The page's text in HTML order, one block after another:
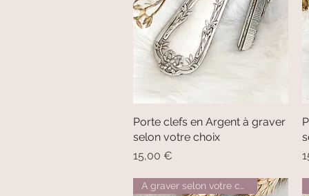
Aperçu rapide
Porte clefs en Argent à graver
selon votre choix
Prix
15,00 €
A graver selon votre choix